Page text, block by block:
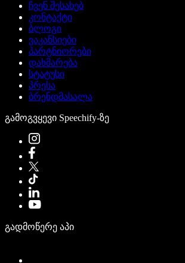
ჩვენ შესახებ
კონტაქტი
ბლოგი
ვაკანსიები
პარტნიორები
დახმარება
სტატუსი
პრესა
ბრენდმასალა
გამოგვყევი Speechify-ზე
გადმოწერე აპი